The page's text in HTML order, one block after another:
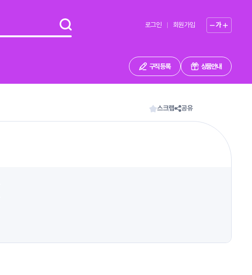
로그인 회원가입 가
구직 등록 상품안내
스크랩 공유